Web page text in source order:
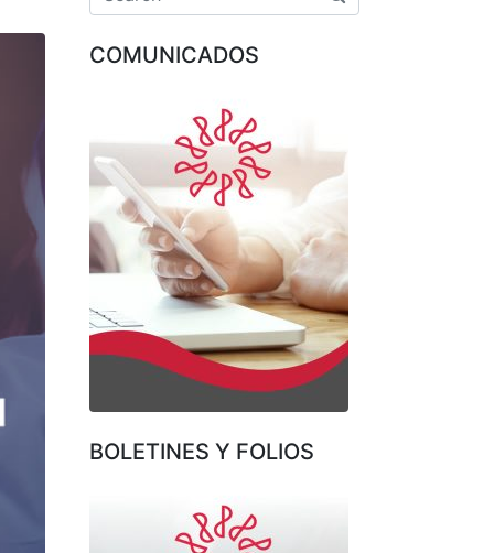
COMUNICADOS
BOLETINES Y FOLIOS